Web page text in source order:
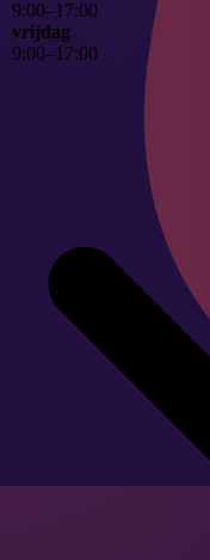
9:00–17:00
vrijdag
9:00–17:00